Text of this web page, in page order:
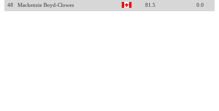
48 Mackenzie Boyd-Clowes 81.5 0.0